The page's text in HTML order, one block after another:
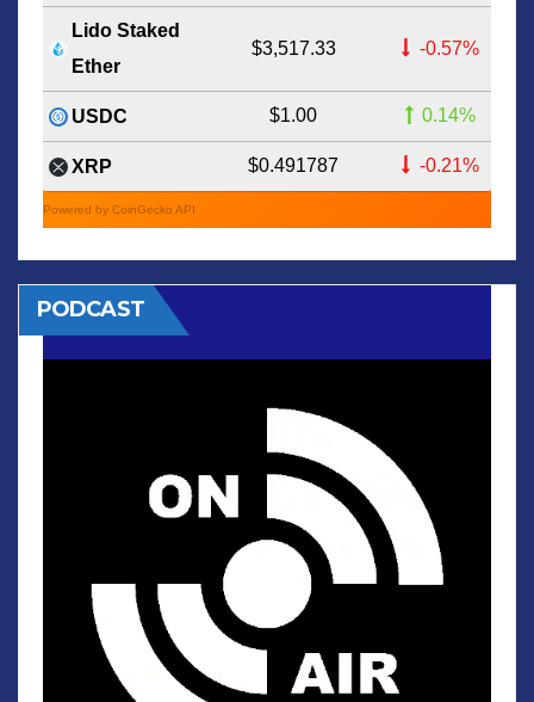
Lido Staked
Ether
$3,517.33 -0.57%
USDC $1.00 0.14%
XRP $0.491787 -0.21%
Powered by CoinGecko API
PODCAST